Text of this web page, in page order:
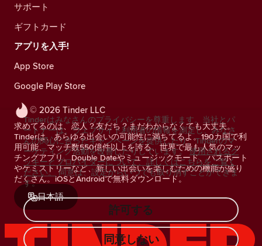
© 2026 Tinder LLC
求めてるのは、恋人？友だち？まだわからなくても大丈夫。
Tinderは、あらゆる出会いの可能性に満ちてるよ。190カ国で利
用可能、マッチ数550億件以上を誇る、世界で最も人気のマッ
チングアプリ。Double Dateやミュージックモード、パスポート
やケミストリーなど、新しい出会いを楽しむための機能が盛り
だくさん。iOSとAndroidで無料ダウンロード。
日本語
サポート
ギフトカード
アプリを入手!
App Store
Google Play Store
Tinderはみなさんのプライバシーを尊重します。当社とパ
ートナーは、ウェブサイト利用者の情報を測定し、みなさ
んの関心に合ったキャンペーンを提供したり、Tinderのマ
ーケティング活動を改善したりしています。 使用されるク
ッキーとプロバイダーについて、詳しくはこちらをご覧く
ださい。 同意は、設定からいつでも取り消すことができま
す。
許可する
同意しない